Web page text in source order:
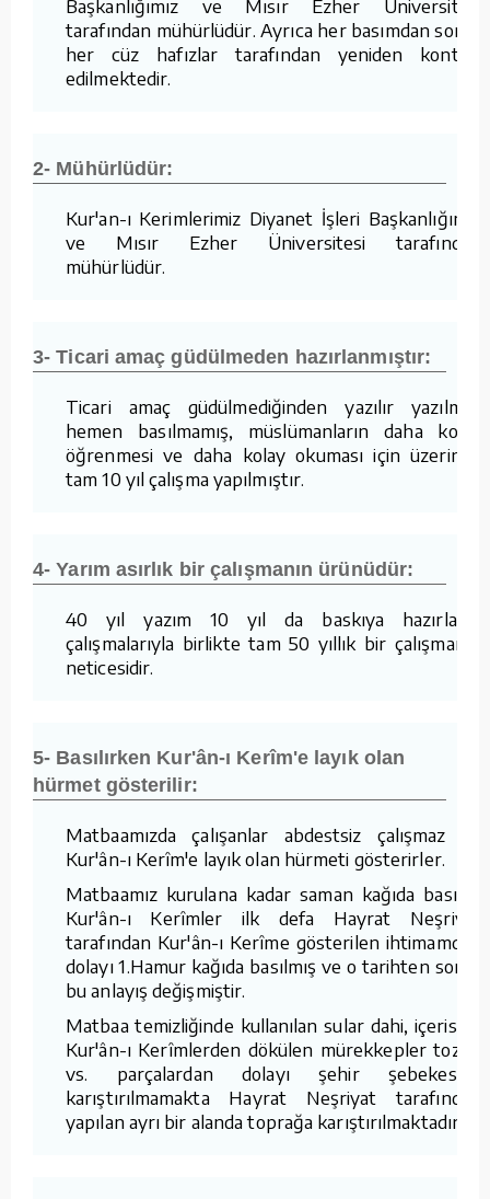
Başkanlığımız ve Mısır Ezher Üniversitesi
tarafından mühürlüdür. Ayrıca her basımdan sonra
her cüz hafızlar tarafından yeniden kontrol
edilmektedir.
2- Mühürlüdür:
Kur'an-ı Kerimlerimiz Diyanet İşleri Başkanlığımız
ve Mısır Ezher Üniversitesi tarafından
mühürlüdür.
3- Ticari amaç güdülmeden hazırlanmıştır:
Ticari amaç güdülmediğinden yazılır yazılmaz
hemen basılmamış, müslümanların daha kolay
öğrenmesi ve daha kolay okuması için üzerinde
tam 10 yıl çalışma yapılmıştır.
4- Yarım asırlık bir çalışmanın ürünüdür:
40 yıl yazım 10 yıl da baskıya hazırlama
çalışmalarıyla birlikte tam 50 yıllık bir çalışmanın
neticesidir.
5- Basılırken Kur'ân-ı Kerîm'e layık olan
hürmet gösterilir:
Matbaamızda çalışanlar abdestsiz çalışmaz ve
Kur'ân-ı Kerîm'e layık olan hürmeti gösterirler.
Matbaamız kurulana kadar saman kağıda basılan
Kur'ân-ı Kerîmler ilk defa Hayrat Neşriyat
tarafından Kur'ân-ı Kerîme gösterilen ihtimamdan
dolayı 1.Hamur kağıda basılmış ve o tarihten sonra
bu anlayış değişmiştir.
Matbaa temizliğinde kullanılan sular dahi, içerisine
Kur'ân-ı Kerîmlerden dökülen mürekkepler tozlar
vs. parçalardan dolayı şehir şebekesine
karıştırılmamakta Hayrat Neşriyat tarafından
yapılan ayrı bir alanda toprağa karıştırılmaktadır.